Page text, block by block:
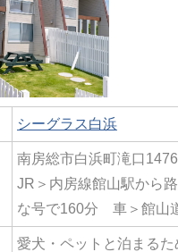
シーグラス白浜
南房総市白浜町滝口
JR＞内房線館山駅から
な号で160分 車＞館山
愛犬・ペットと泊まる